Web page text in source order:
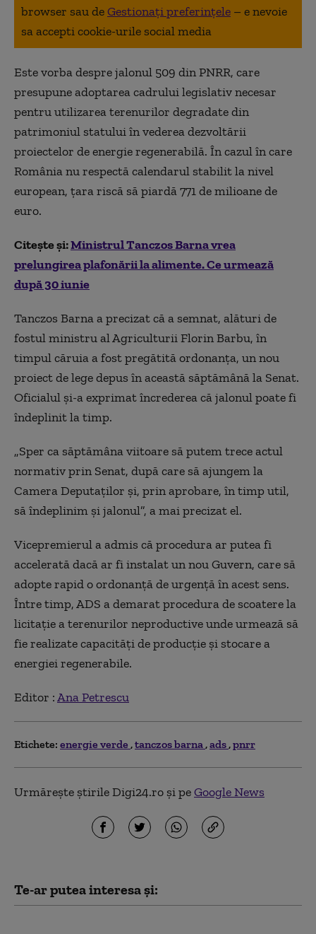
browser sau deGestionați preferințele – e nevoie
sa accepti cookie-urile social media
Este vorba despre jalonul 509 din PNRR, care
presupune adoptarea cadrului legislativ necesar
pentru utilizarea terenurilor degradate din
patrimoniul statului în vederea dezvoltării
proiectelor de energie regenerabilă. În cazul în care
România nu respectă calendarul stabilit la nivel
european, țara riscă să piardă 771 de milioane de
euro.
Citește și:Ministrul Tanczos Barna vrea
prelungirea plafonării la alimente. Ce urmează
după 30 iunie
Tanczos Barna a precizat că a semnat, alături de
fostul ministru al Agriculturii Florin Barbu, în
timpul căruia a fost pregătită ordonanța, un nou
proiect de lege depus în această săptămână la Senat.
Oficialul și-a exprimat încrederea că jalonul poate fi
îndeplinit la timp.
„Sper ca săptămâna viitoare să putem trece actul
normativ prin Senat, după care să ajungem la
Camera Deputaţilor şi, prin aprobare, în timp util,
să îndeplinim şi jalonul”, a mai precizat el.
Vicepremierul a admis că procedura ar putea fi
accelerată dacă ar fi instalat un nou Guvern, care să
adopte rapid o ordonanță de urgență în acest sens.
Între timp, ADS a demarat procedura de scoatere la
licitație a terenurilor neproductive unde urmează să
fie realizate capacități de producție și stocare a
energiei regenerabile.
Editor :Ana Petrescu
Etichete: energie verde tanczos barna ads pnrr
Urmărește știrile Digi24.ro și peGoogle News
Te-ar putea interesa și: